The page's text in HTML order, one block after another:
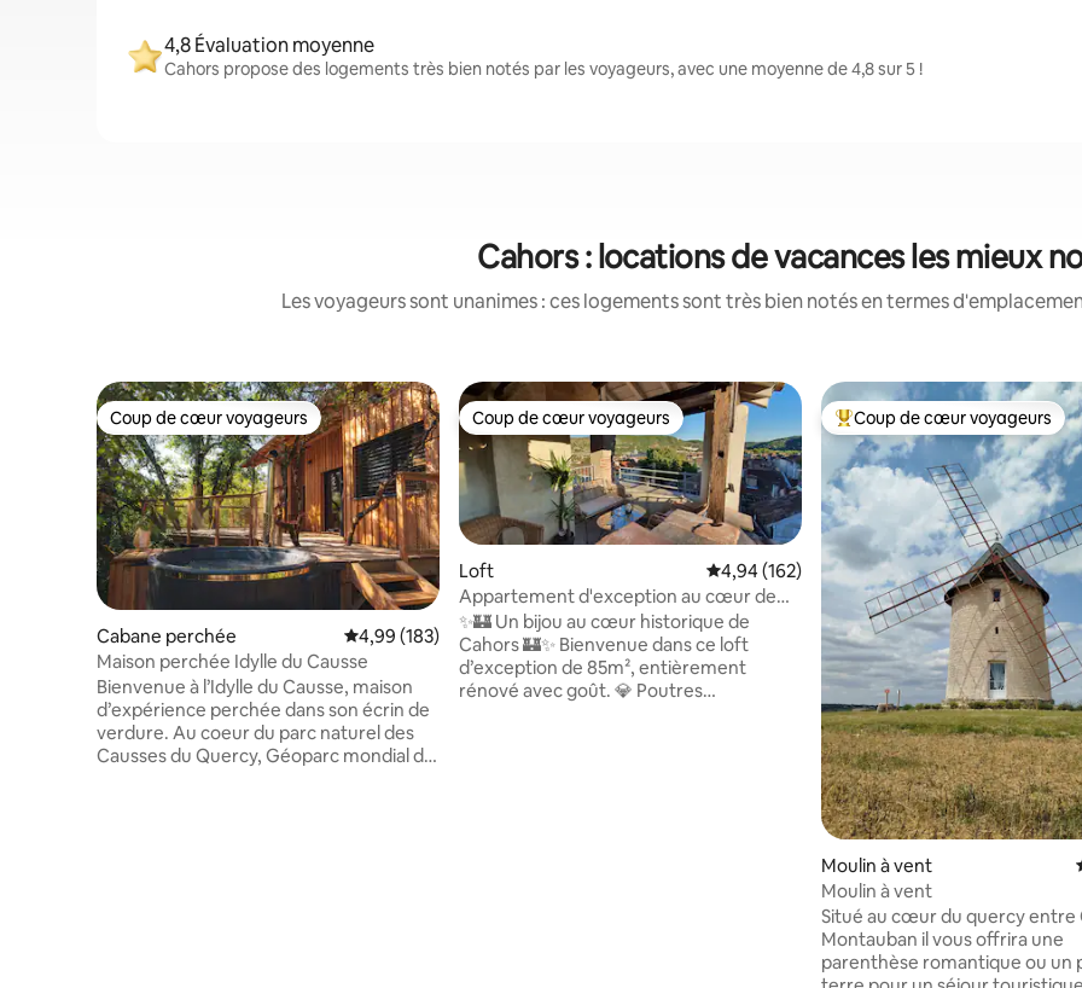
4,8 Évaluation moyenne
Cahors propose des logements très bien notés par les voyageurs, avec une moyenne de 4,8 sur 5 !
Cahors : locations de vacances les mieux
Les voyageurs sont unanimes : ces logements sont très bien notés en termes
Coup de cœur voyageurs
Coup de cœur voyageurs
Cabane perchée Évaluation moyenne sur la base de 183 commentaires : 4,99 sur 5
4,99 (183)
Maison perchée Idylle du Causse
Bienvenue à l’Idylle du Causse, maison
d’expérience perchée dans son écrin de
verdure. Au coeur du parc naturel des
Causses du Quercy, Géoparc mondial de
Coup de cœur voyageurs
Coup de cœur voyageurs
Loft Évaluation moyenne sur la base de 162
4,94 (162)
Appartement d'exception au cœur de
Cahors
✨🏰 Un bijou au cœur historique de
Cahors 🏰✨ Bienvenue dans ce loft
d’exception de 85m², entièrement
rénové avec goût. 💎 Poutres
Coups de cœur voyageurs les
Coup de cœur voyageurs
Moulin à vent
Moulin à vent
Situé au cœur du quercy entre
Montauban il vous offrira une
parenthèse romantique ou un